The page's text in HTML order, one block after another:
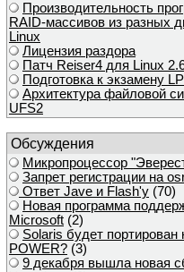
Производительность
RAID-массивов из разных
Linux
Лицензия раздора
Патч Reiser4 для Linux
Подготовка к экзамену
Архитектура файловой
UFS2
Обсуждения
Микропроцессор
Запрет регистрации на
Ответ Javе и Flash'у (70)
Новая программа
Microsoft (2)
Solaris будет портирован
POWER? (3)
9 декабря вышла новая